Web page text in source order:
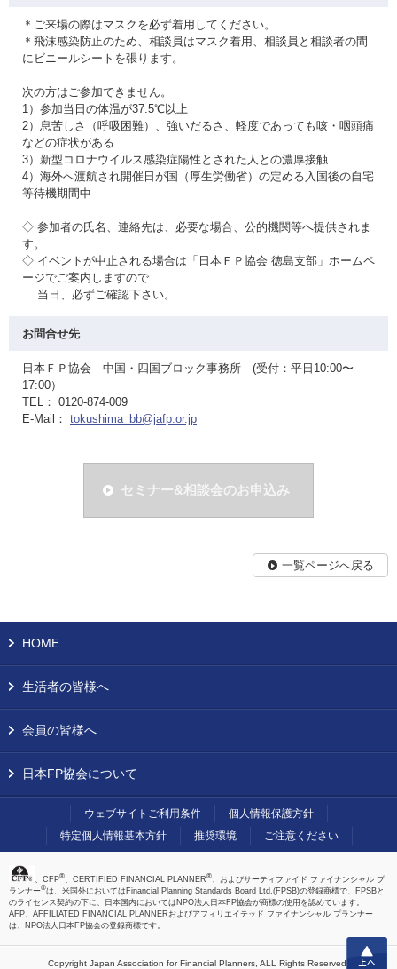
＊ご来場の際はマスクを必ず着用してください。
＊飛沫感染防止のため、相談員はマスク着用、相談員と相談者の間
にビニールシートを張ります。
次の方はご参加できません。
1）参加当日の体温が37.5℃以上
2）息苦しさ（呼吸困難）、強いだるさ、軽度であっても咳・咽頭痛
などの症状がある
3）新型コロナウイルス感染症陽性とされた人との濃厚接触
4）海外へ渡航され開催日が国（厚生労働省）の定める入国後の自宅
等待機期間中
◇ 参加者の氏名、連絡先は、必要な場合、公的機関等へ提供されま
す。
◇ イベントが中止される場合は「日本ＦＰ協会 徳島支部」ホームペ
ージでご案内しますので
当日、必ずご確認下さい。
お問合せ先
日本ＦＰ協会 中国・四国ブロック事務所 (受付：平日10:00〜
17:00）
TEL： 0120-874-009
E-Mail： tokushima_bb@jafp.or.jp
セミナー&相談会のお申込み
一覧ページへ戻る
上へ
HOME
生活者の皆様へ
会員の皆様へ
日本FP協会について
ウェブサイトご利用条件
個人情報保護方針
特定個人情報基本方針
推奨環境 ご注意ください
、CFP®、CERTIFIED FINANCIAL PLANNER®、およびサーティファイド ファイナンシャル プ
ランナー®は、米国外においてはFinancial Planning Standards Board Ltd.(FPSB)の登録商標で、FPSBと
のライセンス契約の下に、日本国内においてはNPO法人日本FP協会が商標の使用を認めています。
AFP、AFFILIATED FINANCIAL PLANNERおよびアフィリエイテッド ファイナンシャル プランナー
は、NPO法人日本FP協会の登録商標です。
Copyright Japan Association for Financial Planners, ALL Rights Reserved.